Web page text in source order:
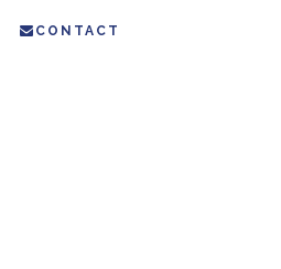
CONTACT